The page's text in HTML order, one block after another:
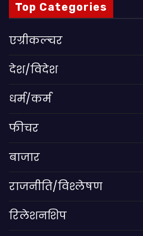
Top Categories
एग्रीकल्चर
देश/विदेश
धर्म/कर्म
फीचर
बाजार
राजनीति/विश्लेषण
रिलेशनशिप